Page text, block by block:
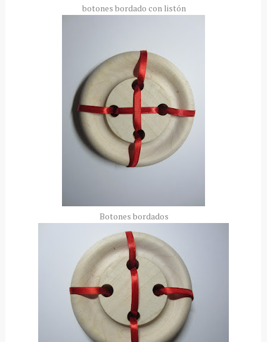
botones bordado con listón
Botones bordados